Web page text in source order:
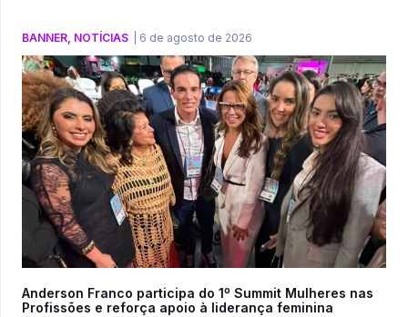
BANNER NOTÍCIAS 6 de agosto de 2026
Anderson Franco participa do 1º Summit Mulheres nas
Profissões e reforça apoio à liderança feminina